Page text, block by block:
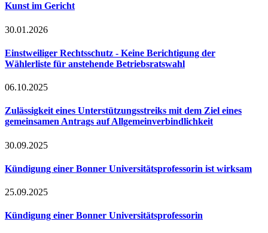
Kunst im Gericht
30.01.2026
Einstweiliger Rechtsschutz - Keine Berichtigung der
Wählerliste für anstehende Betriebsratswahl
06.10.2025
Zulässigkeit eines Unterstützungsstreiks mit dem Ziel eines
gemeinsamen Antrags auf Allgemeinverbindlichkeit
30.09.2025
Kündigung einer Bonner Universitätsprofessorin ist wirksam
25.09.2025
Kündigung einer Bonner Universitätsprofessorin